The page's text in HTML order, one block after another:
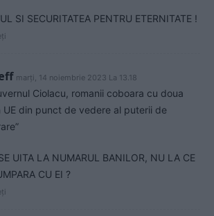
SI SECURITATEA PENTRU ETERNITATE !
marți, 14 noiembrie 2023 La 13.18
Ciolacu, romanii coboara cu doua
UE din punct de vedere al puterii de
UITA LA NUMARUL BANILOR, NU LA CE
CU EI ?